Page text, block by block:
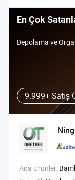
En Çok
Depolama ve
9.999+ Satış
Ana Ürünler: Bambu Kesim